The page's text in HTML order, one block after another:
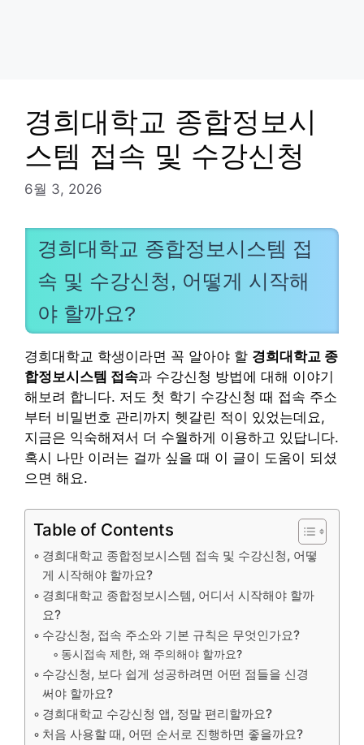
경희대학교 종합정보시
스템 접속 및 수강신청
6월 3, 2026
경희대학교 종합정보시스템 접
속 및 수강신청, 어떻게 시작해
야 할까요?
경희대학교 학생이라면 꼭 알아야 할 경희대학교 종
합정보시스템 접속과 수강신청 방법에 대해 이야기
해보려 합니다. 저도 첫 학기 수강신청 때 접속 주소
부터 비밀번호 관리까지 헷갈린 적이 있었는데요,
지금은 익숙해져서 더 수월하게 이용하고 있답니다.
혹시 나만 이러는 걸까 싶을 때 이 글이 도움이 되셨
으면 해요.
Table of Contents
경희대학교 종합정보시스템 접속 및 수강신청, 어떻
게 시작해야 할까요?
경희대학교 종합정보시스템, 어디서 시작해야 할까
요?
수강신청, 접속 주소와 기본 규칙은 무엇인가요?
동시접속 제한, 왜 주의해야 할까요?
수강신청, 보다 쉽게 성공하려면 어떤 점들을 신경
써야 할까요?
경희대학교 수강신청 앱, 정말 편리할까요?
처음 사용할 때, 어떤 순서로 진행하면 좋을까요?